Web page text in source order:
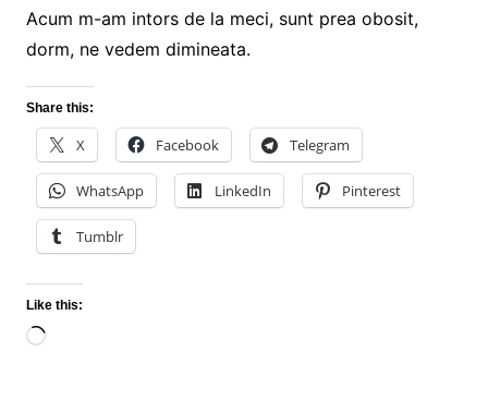
Acum m-am intors de la meci, sunt prea obosit,
dorm, ne vedem dimineata.
Share this:
X Facebook Telegram
WhatsApp LinkedIn Pinterest
Tumblr
Like this:
Loading…